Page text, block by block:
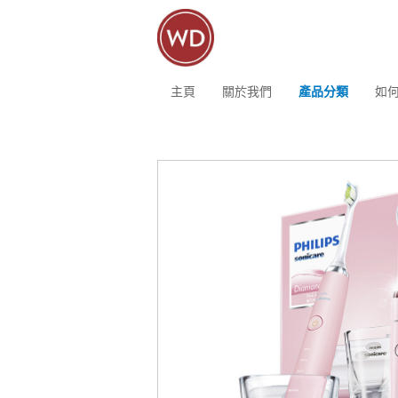
主頁 關於我們 產品分類 如